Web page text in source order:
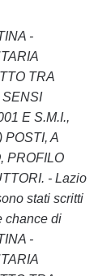
-
TRA
SENSI
E S.M.I.,
POSTI, A
PROFILO
- Lazio
stati scritti
chance di
-